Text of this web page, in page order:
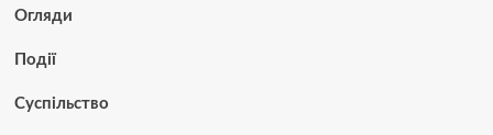
Огляди
Події
Суспільство